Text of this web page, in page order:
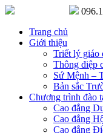
Trang chủ
Giới thiệu
Triết lý giáo
Thông điệp
Sứ Mệnh –
Bản sắc
Chương trình đào
Cao đẳng
Cao đẳng
Cao đẳng